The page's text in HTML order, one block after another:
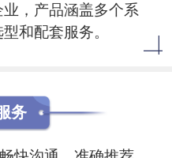
，产品涵盖多个系
和配套服务。
务